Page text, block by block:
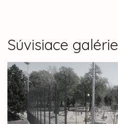
Súvisiace galérie